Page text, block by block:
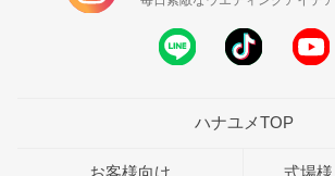
ハナユメTOP
お客様向け 式場